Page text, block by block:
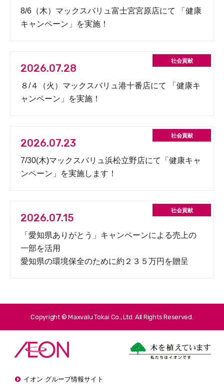
8/6（木）マックスバリュ富士宮宮原店にて 「健康
キャンペーン」を実施！
2026.07.28
８/４（火）マックスバリュ港十番店にて 「健康キ
ャンペーン」を実施！
2026.07.23
7/30(木)マックスバリュ浜松立野店にて「健康キャ
ンペーン」を実施します！
2026.07.15
「愛知県ありがとう」キャンペーンによる売上の
一部を活用
愛知県の環境保全のために約２３５万円を贈呈
Copyright © Maxvalu Tokai Co., Ltd. All Rights Reserved.
イオン グループ情報サイト